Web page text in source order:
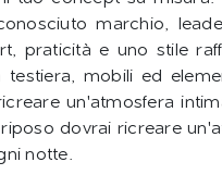
marchio,
praticità e uno stile
mobili ed
un'atmosfera
dovrai ricreare
notte.